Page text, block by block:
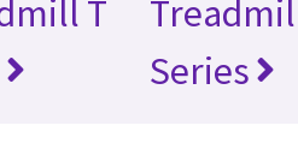
T
Series